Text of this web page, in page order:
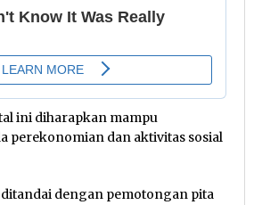
ini diharapkan mampu
perekonomian dan aktivitas sosial
dengan pemotongan pita